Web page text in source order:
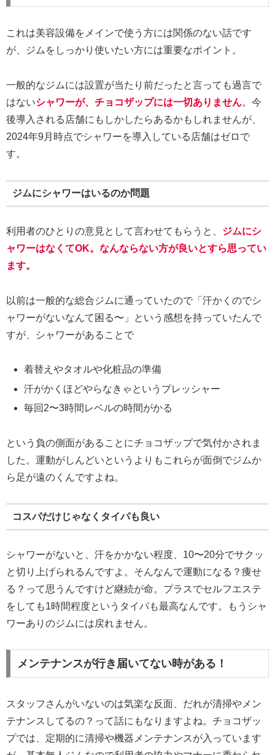
これは美容設備をメインで使う方には関係のない話です
が、ジムをしっかり使いたい方には重要なポイント。
一般的なジムには設置が当たり前だったと言っても過言で
はないシャワーが、チョコザップには一切ありません。今
後導入される店舗にもしかしたらあるかもしれませんが、
2024年9月時点でシャワーを導入している店舗はゼロで
す。
ジムにシャワーはいるのか問題
利用者のひとりの意見として言わせてもらうと、 ジムにシ
ャワーはなくてOK。なんならない方が良いとすら思ってい
ます。
以前は一般的な総合ジムに通っていたので「汗かくのでシ
ャワーがないなんて困る〜」という感想を持っていたんで
すが、シャワーがあることで
着替えやタオルや化粧品の準備
汗がかくほどやらなきゃというプレッシャー
毎回2〜3時間レベルの時間がかる
という負の側面があることにチョコザップで気付かされま
した。運動がしんどいというよりもこれらが面倒でジムか
ら足が遠のくんですよね。
コスパだけじゃなくタイパも良い
シャワーがないと、汗をかかない程度、10〜20分でサクッ
と切り上げられるんですよ。そんなんで運動になる？痩せ
る？って思うんですけど継続が命。プラスでセルフエステ
をしても1時間程度というタイパも最高なんです。もうシャ
ワーありのジムには戻れません。
メンテナンスが行き届いてない時がある！
スタッフさんがいないのは気楽な反面、だれが清掃やメン
テナンスしてるの？って話にもなりますよね。チョコザッ
プでは、定期的に清掃や機器メンテナンスが入っています